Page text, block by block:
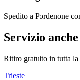
Spedito a Pordenone
Servizio
Ritiro gratuito in tutta la
Trieste